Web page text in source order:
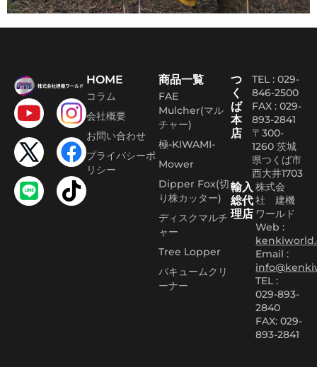
HOME
コラム
会社概要
お問い合わせ
プライバシーポ
リシー
商品一覧
FAE
Mulcher(マル
チャー)
極-KIWAMI-
Mower
Dipper Fox(切
り株カッター)
ディスクマルチ
ャー
Tree Lopper
バキュームクリ
ーナー
つ
く
ば
本
店
TEL : 029-
846-2500
FAX : 029-
893-2841
〒300-
1260 茨城
県つくば市
西大井1703
輸入
総代
理店
株式会
社 建機
ワールド
Web :
Email :
TEL :
029-893-
2840
FAX: 029-
893-2841